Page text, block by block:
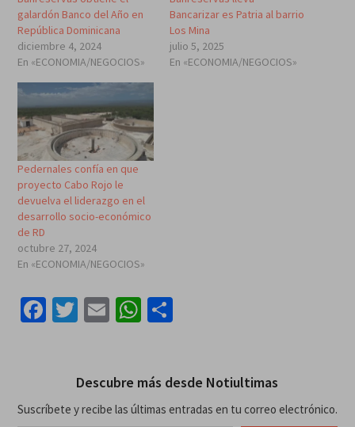
galardón Banco del Año en
República Dominicana
diciembre 4, 2024
En «ECONOMIA/NEGOCIOS»
Bancarizar es Patria al barrio
Los Mina
julio 5, 2025
En «ECONOMIA/NEGOCIOS»
Pedernales confía en que
proyecto Cabo Rojo le
devuelva el liderazgo en el
desarrollo socio-económico
de RD
octubre 27, 2024
En «ECONOMIA/NEGOCIOS»
Facebook
Twitter
EmailWhatsApp
Compartir
Descubre más desde Notiultimas
Suscríbete y recibe las últimas entradas en tu correo electrónico.